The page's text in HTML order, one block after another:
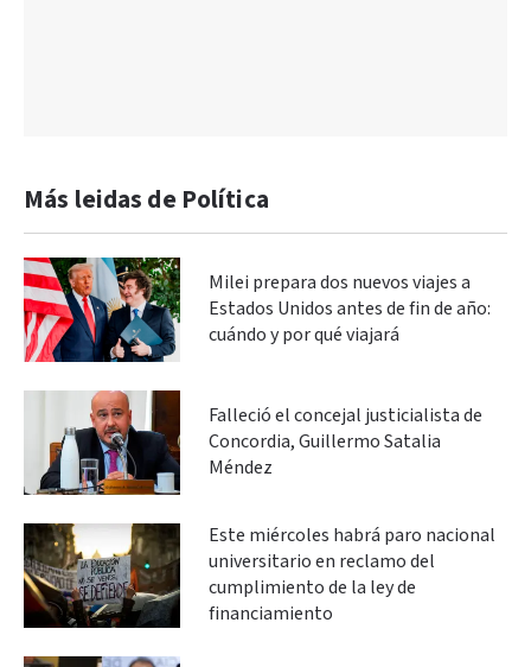
Más leidas de Política
Milei prepara dos nuevos viajes a
Estados Unidos antes de fin de año:
cuándo y por qué viajará
Falleció el concejal justicialista de
Concordia, Guillermo Satalia
Méndez
Este miércoles habrá paro nacional
universitario en reclamo del
cumplimiento de la ley de
financiamiento